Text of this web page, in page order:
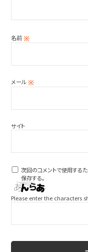
名前※
メール※
サイト
次回のコメントで使用する
保存する。
Please enter the characters